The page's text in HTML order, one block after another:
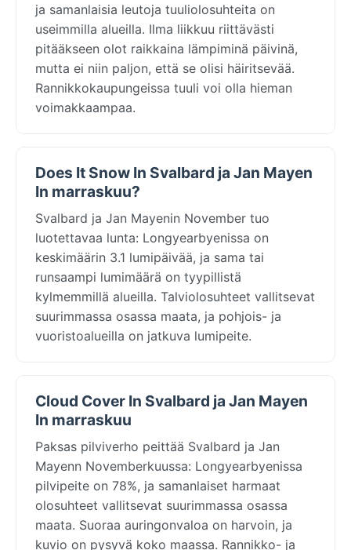
ja samanlaisia leutoja tuuliolosuhteita on
useimmilla alueilla. Ilma liikkuu riittävästi
pitääkseen olot raikkaina lämpiminä päivinä,
mutta ei niin paljon, että se olisi häiritsevää.
Rannikkokaupungeissa tuuli voi olla hieman
voimakkaampaa.
Does It Snow In Svalbard ja Jan Mayen
In marraskuu?
Svalbard ja Jan Mayenin November tuo
luotettavaa lunta: Longyearbyenissa on
keskimäärin 3.1 lumipäivää, ja sama tai
runsaampi lumimäärä on tyypillistä
kylmemmillä alueilla. Talviolosuhteet vallitsevat
suurimmassa osassa maata, ja pohjois- ja
vuoristoalueilla on jatkuva lumipeite.
Cloud Cover In Svalbard ja Jan Mayen
In marraskuu
Paksas pilviverho peittää Svalbard ja Jan
Mayenn Novemberkuussa: Longyearbyenissa
pilvipeite on 78%, ja samanlaiset harmaat
olosuhteet vallitsevat suurimmassa osassa
maata. Suoraa auringonvaloa on harvoin, ja
kuvio on pysyvä koko maassa. Rannikko- ja